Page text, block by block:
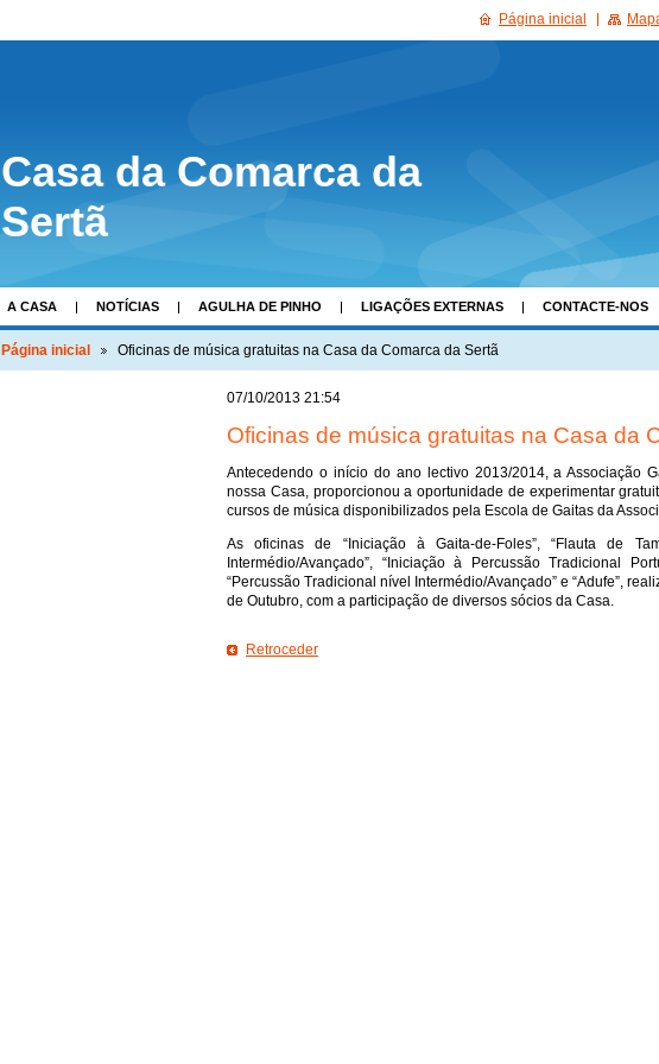
Casa da Comarca da
Sertã
A CASA NOTÍCIAS AGULHA DE PINHO LIGAÇÕES EXTERNAS CONTACTE-NOS
Página inicial Oficinas de música gratuitas na Casa da Comarca da Sertã
07/10/2013 21:54
Oficinas de música gratuitas na Casa da
Antecedendo o início do ano lectivo 2013/2014, a Associação
nossa Casa, proporcionou a oportunidade de experimentar
cursos de música disponibilizados pela Escola de Gaitas da
As oficinas de “Iniciação à Gaita-de-Foles”, “Flauta de
Intermédio/Avançado”, “Iniciação à Percussão Tradicional
“Percussão Tradicional nível Intermédio/Avançado” e “Adufe”,
de Outubro, com a participação de diversos sócios da Casa.
Retroceder
Página inicial